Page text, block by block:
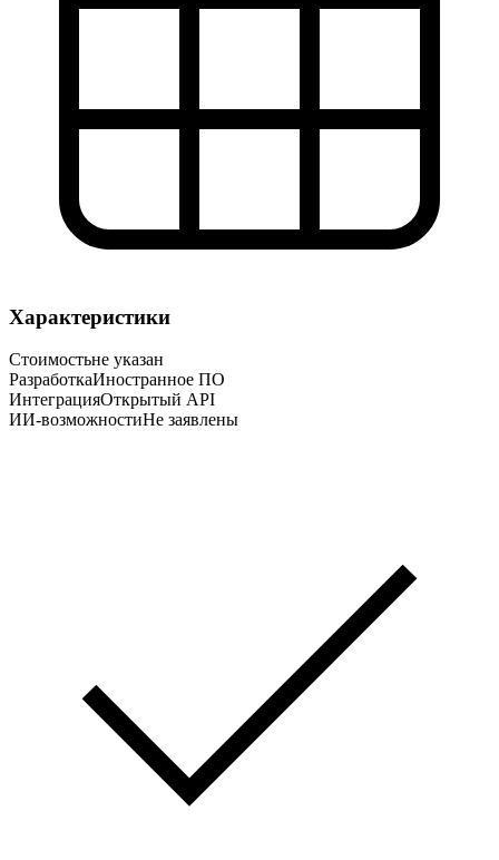
Характеристики
Стоимостьне указан
РазработкаИностранное ПО
ИнтеграцияОткрытый API
ИИ-возможностиНе заявлены